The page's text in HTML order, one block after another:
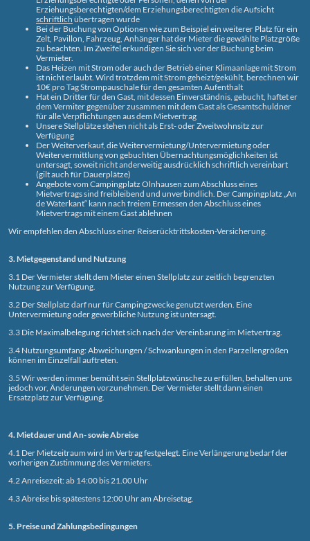
Erziehungsberechtigten/dem Erziehungsberechtigten die Aufsicht
schriftlich übertragen wurde
Bei der Buchung von Optionen wie zum Beispiel ein weiterer Platz für ein
Zelt, Pavillon, Fahrzeug, Anhänger hat der Mieter die gewählte Platzgröße
zu beachten. Im Zweifel erkundigen Sie sich vor der Buchung beim
Vermieter.
Das Heizen mit Strom oder auch der Betrieb einer Klimaanlage mit Strom
ist nicht erlaubt. Wird trotzdem mit Strom geheizt/gekühlt, berechnen wir
10€ pro Tag Strompauschale für den gesamten Aufenthalt
Hat ein Dritter für den Gast, mit dessen Einverständnis, gebucht, haftet er
dem Vermiter gegenüber zusammen mit dem Gast als Gesamtschuldner
für alle Verpflichtungen aus dem Mietvertrag
Unsere Stellplätze stehen nicht als Erst- oder Zweitwohnsitz zur
Verfügung
Der Weiterverkauf, die Weitervermietung/Untervermietung oder
Weitervermittlung von gebuchten Übernachtungsmöglichkeiten ist
untersagt, soweit nicht anderweitig ausdrücklich schriftlich vereinbart
(gilt auch für Dauerplätze)
Angebote vom Campingplatz Olnhausen zum Abschluss eines
Mietvertrags sind freibleibend und unverbindlich. Der Campingplatz „An
de Waterkant“ kann nach freiem Ermessen den Abschluss eines
Mietvertrags mit einem Gast ablehnen
Wir empfehlen den Abschluss einer Reiserücktrittskosten-Versicherung.
3. Mietgegenstand und Nutzung
3.1 Der Vermieter stellt dem Mieter einen Stellplatz zur zeitlich begrenzten
Nutzung zur Verfügung.
3.2 Der Stellplatz darf nur für Campingzwecke genutzt werden. Eine
Untervermietung oder gewerbliche Nutzung ist untersagt.
3.3 Die Maximalbelegung richtet sich nach der Vereinbarung im Mietvertrag.
3.4 Nutzungsumfang:Abweichungen / Schwankungen in den Parzellengrößen
können im Einzelfall auftreten.
3.5 Wir werden immer bemüht sein Stellplatzwünsche zu erfüllen, behalten uns
jedoch vor, Änderungen vorzunehmen. Der Vermieter stellt dann einen
Ersatzplatz zur Verfügung.
4. Mietdauer und An- sowie Abreise
4.1 Der Mietzeitraum wird im Vertrag festgelegt. Eine Verlängerung bedarf der
vorherigen Zustimmung des Vermieters.
4.2 Anreisezeit: ab 14:00 bis 21.00 Uhr
4.3 Abreise bis spätestens 12:00 Uhr am Abreisetag.
5. Preise und Zahlungsbedingungen